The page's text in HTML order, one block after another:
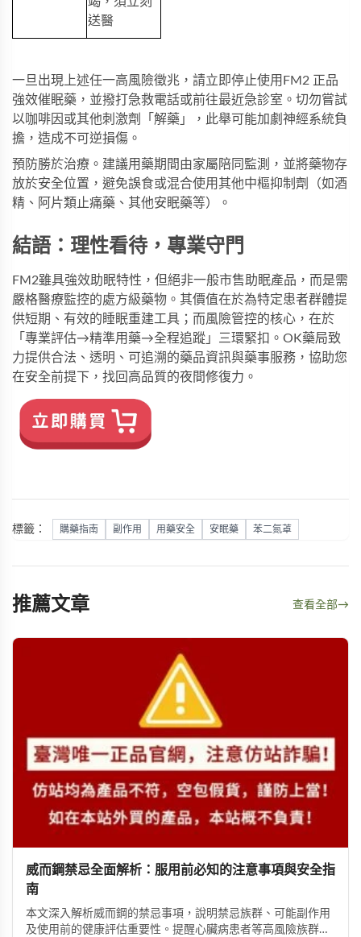
送醫
一旦出現上述任一高風險徵兆，請立即停止使用 FM2 正品
強效催眠藥 ，並撥打急救電話或前往最近急診室。切勿嘗試
以咖啡因或其他刺激劑「解藥」，此舉可能加劇神經系統負
擔，造成不可逆損傷。
預防勝於治療。建議用藥期間由家屬陪同監測，並將藥物存
放於安全位置，避免誤食或混合使用其他中樞抑制劑（如酒
精、阿片類止痛藥、其他安眠藥等）。
結語：理性看待，專業守門
FM2雖具強效助眠特性，但絕非一般市售助眠產品，而是需
嚴格醫療監控的處方級藥物。其價值在於為特定患者群體提
供短期、有效的睡眠重建工具；而風險管控的核心，在於
「專業評估→精準用藥→全程追蹤」三環緊扣。 OK藥局致
力提供合法、透明、可追溯的藥品資訊與藥事服務，協助您
在安全前提下，找回高品質的夜間修復力。
標籤： 購藥指南 副作用 用藥安全 安眠藥 苯二氮䓬
推薦文章 查看全部→
威而鋼禁忌全面解析：服用前必知的注意事項與安全指
南
本文深入解析威而鋼的禁忌事項，說明禁忌族群、可能副作用
及使用前的健康評估重要性。提醒心臟病患者等高風險族群應